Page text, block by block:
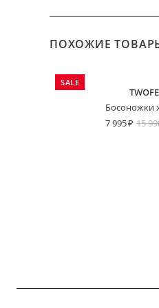
ПОХОЖИЕ
SALE
Босоножки
7 995
15